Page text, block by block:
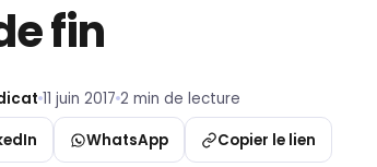
fin
11 juin 2017 2 min de lecture
WhatsApp Copier le lien